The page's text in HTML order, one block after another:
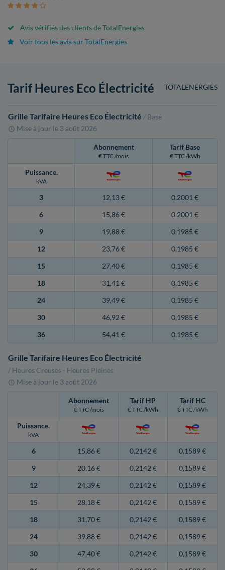
Avis vérifiés des clients de TotalEnergies
Voir tous les avis sur TotalEnergies
TOTALENERGIES
Tarif Heures Eco Électricité
Grille Tarifaire Heures Eco Électricité / Base
Mise à jour le 3 août 2026
Abonnement
€ TTC /mois
Tarif Base
€ TTC /kWh
Puissance.
kVA
3 12,13 €
0,2001 €
6
15,86 €
0,2001 €
9
19,88 €
0,1985 €
12
23,76 €
0,1985 €
15
27,40 €
0,1985 €
18
31,41 €
0,1985 €
24
39,49 €
0,1985 €
30
46,92 €
0,1985 €
36
54,41 € 0,1985 €
Grille Tarifaire Heures Eco Électricité
/ Heures Creuses - Heures Pleines
Mise à jour le 3 août 2026
Abonnement
€ TTC /mois
Tarif HP
€ TTC /kWh
Tarif HC
€ TTC /kWh
Puissance.
kVA
6 15,86 € 0,2142 €
0,1589 €
9
20,16 € 0,2142 €
0,1589 €
12
24,39 € 0,2142 €
0,1589 €
15
28,18 € 0,2142 €
0,1589 €
18
31,70 € 0,2142 €
0,1589 €
24
39,88 € 0,2142 €
0,1589 €
30
47,40 € 0,2142 €
0,1589 €